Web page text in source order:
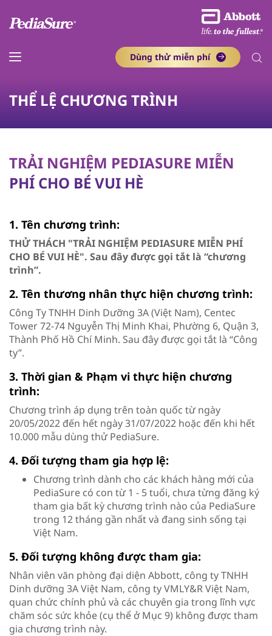
Dùng thử miễn phí​
THỂ LỆ CHƯƠNG TRÌNH
TRẢI NGHIỆM PEDIASURE MIỄN
PHÍ CHO BÉ VUI HÈ
1. Tên chương trình:
THỬ THÁCH "TRẢI NGHIỆM PEDIASURE MIỄN PHÍ
CHO BÉ VUI HÈ". Sau đây được gọi tắt là “chương
trình”.
2. Tên thương nhân thực hiện chương trình:
Công Ty TNHH Dinh Dưỡng 3A (Việt Nam), Centec
Tower 72-74 Nguyễn Thị Minh Khai, Phường 6, Quận 3,
Thành Phố Hồ Chí Minh. Sau đây được gọi tắt là “Công
ty”.
3. Thời gian & Phạm vi thực hiện chương
trình:
Chương trình áp dụng trên toàn quốc từ ngày
20/05/2022 đến hết ngày 31/07/2022 hoặc đến khi hết
10.000 mẫu dùng thử PediaSure.
4. Đối tượng tham gia hợp lệ:
Chương trình dành cho các khách hàng mới của
PediaSure có con từ 1 - 5 tuổi, chưa từng đăng ký
tham gia bất kỳ chương trình nào của PediaSure
trong 12 tháng gần nhất và đang sinh sống tại
Việt Nam.
5. Đối tượng không được tham gia:
Nhân viên văn phòng đại diện Abbott, công ty TNHH
Dinh dưỡng 3A Việt Nam, công ty VMLY&R Việt Nam,
quan chức chính phủ và các chuyên gia trong lĩnh vực
chăm sóc sức khỏe (cụ thể ở Mục 9) không được tham
gia chương trình này.